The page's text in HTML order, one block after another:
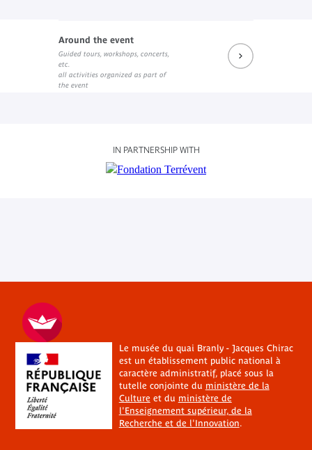
Around the event
Guided tours, workshops, concerts,
etc.
all activities organized as part of
the event
IN PARTNERSHIP WITH
Le musée du quai Branly - Jacques Chirac
est un établissement public national à
caractère administratif, placé sous la
tutelle conjointe du ministère de la
Cultureet du ministère de
l'Enseignement supérieur, de la
Recherche et de l'Innovation.